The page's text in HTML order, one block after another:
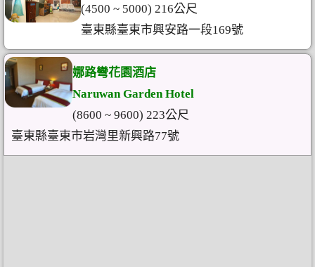
(4500 ~ 5000) 216公尺
臺東縣臺東市興安路一段169號
娜路彎花園酒店
Naruwan Garden Hotel
(8600 ~ 9600) 223公尺
臺東縣臺東市岩灣里新興路77號